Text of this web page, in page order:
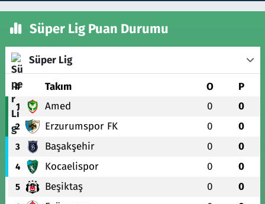
Süper Lig Puan Durumu
Süper Lig
# Takım O P
1 Amed 0 0
2 Erzurumspor FK 0 0
3 Başakşehir 0 0
4 Kocaelispor 0 0
5 Beşiktaş 0 0